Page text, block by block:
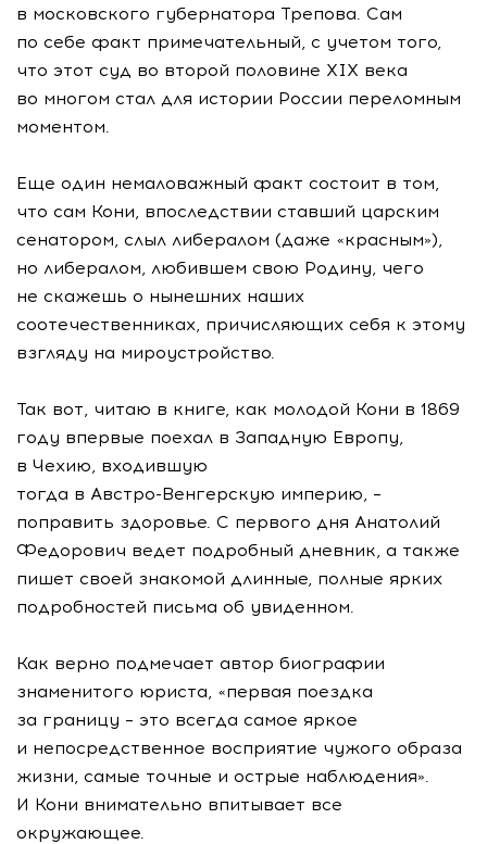
в московского губернатора Трепова. Сам
по себе факт примечательный, с учетом того,
что этот суд во второй половине ХIХ века
во многом стал для истории России переломным
моментом.
Еще один немаловажный факт состоит в том,
что сам Кони, впоследствии ставший царским
сенатором, слыл либералом (даже «красным»),
но либералом, любившем свою Родину, чего
не скажешь о нынешних наших
соотечественниках, причисляющих себя к этому
взгляду на мироустройство.
Так вот, читаю в книге, как молодой Кони в 1869
году впервые поехал в Западную Европу,
в Чехию, входившую
тогда в Австро-Венгерскую империю, –
поправить здоровье. С первого дня Анатолий
Федорович ведет подробный дневник, а также
пишет своей знакомой длинные, полные ярких
подробностей письма об увиденном.
Как верно подмечает автор биографии
знаменитого юриста, «первая поездка
за границу – это всегда самое яркое
и непосредственное восприятие чужого образа
жизни, самые точные и острые наблюдения».
И Кони внимательно впитывает все
окружающее.